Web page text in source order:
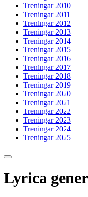
Treningar 2010
Treningar 2011
Treningar 2012
Treningar 2013
Treningar 2014
Treningar 2015
Treningar 2016
Treningar 2017
Treningar 2018
Treningar 2019
Treningar 2020
Treningar 2021
Treningar 2022
Treningar 2023
Treningar 2024
Treningar 2025
Lyrica